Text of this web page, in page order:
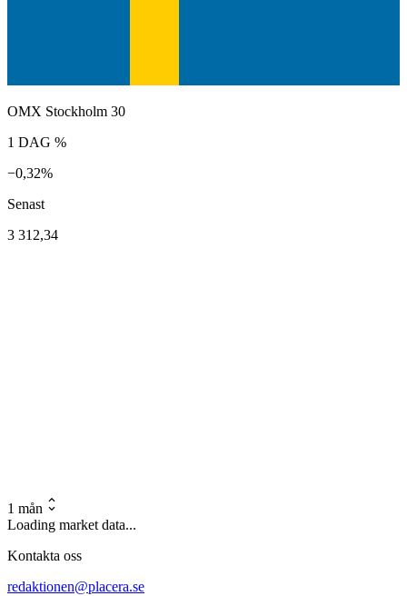
OMX Stockholm 30
1 DAG %
−0,32%
Senast
3 312,34
1 mån
Loading market data...
Kontakta oss
redaktionen@placera.se